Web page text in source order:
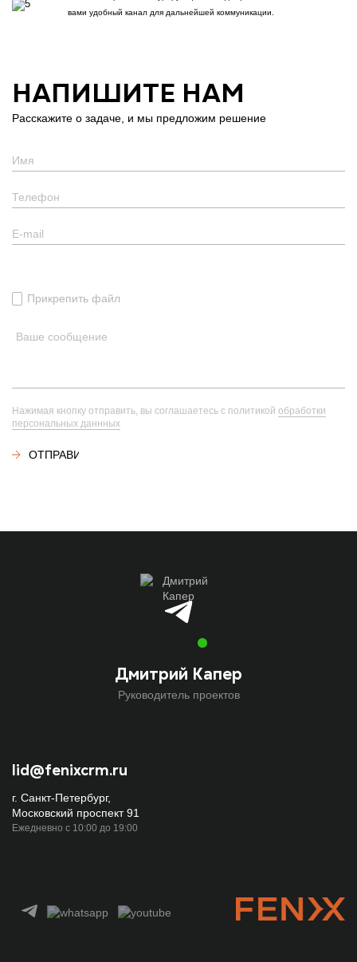
вами удобный канал для дальнейшей коммуникации.
НАПИШИТЕ НАМ
Расскажите о задаче, и мы предложим решение
Прикрепить файл
Нажимая кнопку отправить, вы соглашаетесь с политикой обработки
персональных даннных
Дмитрий Капер
Руководитель проектов
lid@fenixcrm.ru
г. Санкт-Петербург,
Московский проспект 91
Ежедневно с 10:00 до 19:00